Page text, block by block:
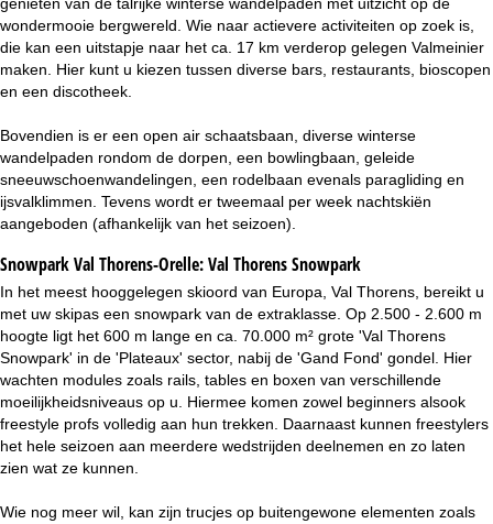
genieten van de talrijke winterse wandelpaden met uitzicht op de
wondermooie bergwereld. Wie naar actievere activiteiten op zoek is,
die kan een uitstapje naar het ca. 17 km verderop gelegen Valmeinier
maken. Hier kunt u kiezen tussen diverse bars, restaurants, bioscopen
en een discotheek.
Bovendien is er een open air schaatsbaan, diverse winterse
wandelpaden rondom de dorpen, een bowlingbaan, geleide
sneeuwschoenwandelingen, een rodelbaan evenals paragliding en
ijsvalklimmen. Tevens wordt er tweemaal per week nachtskiën
aangeboden (afhankelijk van het seizoen).
Snowpark Val Thorens-Orelle:Val Thorens Snowpark
In het meest hooggelegen skioord van Europa, Val Thorens, bereikt u
met uw skipas een snowpark van de extraklasse. Op 2.500 - 2.600 m
hoogte ligt het 600 m lange en ca. 70.000 m² grote 'Val Thorens
Snowpark' in de 'Plateaux' sector, nabij de 'Gand Fond' gondel. Hier
wachten modules zoals rails, tables en boxen van verschillende
moeilijkheidsniveaus op u. Hiermee komen zowel beginners alsook
freestyle profs volledig aan hun trekken. Daarnaast kunnen freestylers
het hele seizoen aan meerdere wedstrijden deelnemen en zo laten
zien wat ze kunnen.
Wie nog meer wil, kan zijn trucjes op buitengewone elementen zoals